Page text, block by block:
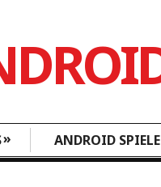
» ANDROID SPIELE